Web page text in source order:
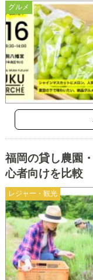
グルメ
レジャー・観光
福岡の貸し農園
心者向けを比較